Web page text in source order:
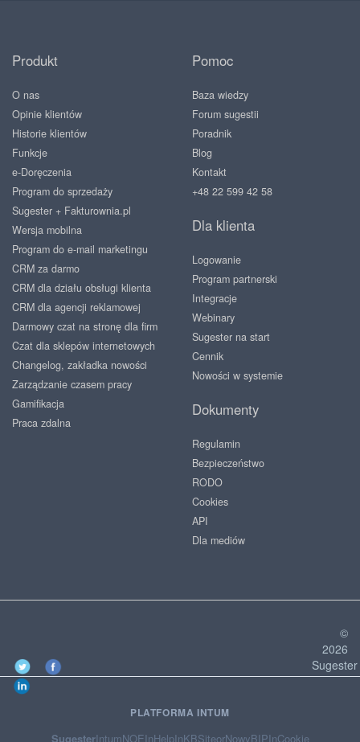
Produkt
O nas
Opinie klientów
Historie klientów
Funkcje
e-Doręczenia
Program do sprzedaży
Sugester + Fakturownia.pl
Wersja mobilna
Program do e-mail marketingu
CRM za darmo
CRM dla działu obsługi klienta
CRM dla agencji reklamowej
Darmowy czat na stronę dla firm
Czat dla sklepów internetowych
Changelog, zakładka nowości
Zarządzanie czasem pracy
Gamifikacja
Praca zdalna
Pomoc
Baza wiedzy
Forum sugestii
Poradnik
Blog
Kontakt
+48 22 599 42 58
Dla klienta
Logowanie
Program partnerski
Integracje
Webinary
Sugester na start
Cennik
Nowości w systemie
Dokumenty
Regulamin
Bezpieczeństwo
RODO
Cookies
API
Dla mediów
©
2026
Sugester
PLATFORMA INTUM
SugesterIntumNOEInHelpInKBSiteorNowyBIPInCookie